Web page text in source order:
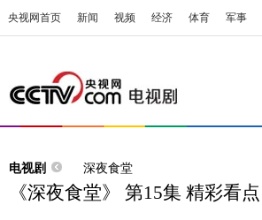
央视网首页 新闻 视频 经济 体育 军事
电视剧 深夜食堂
《深夜食堂》 第15集 精彩看点